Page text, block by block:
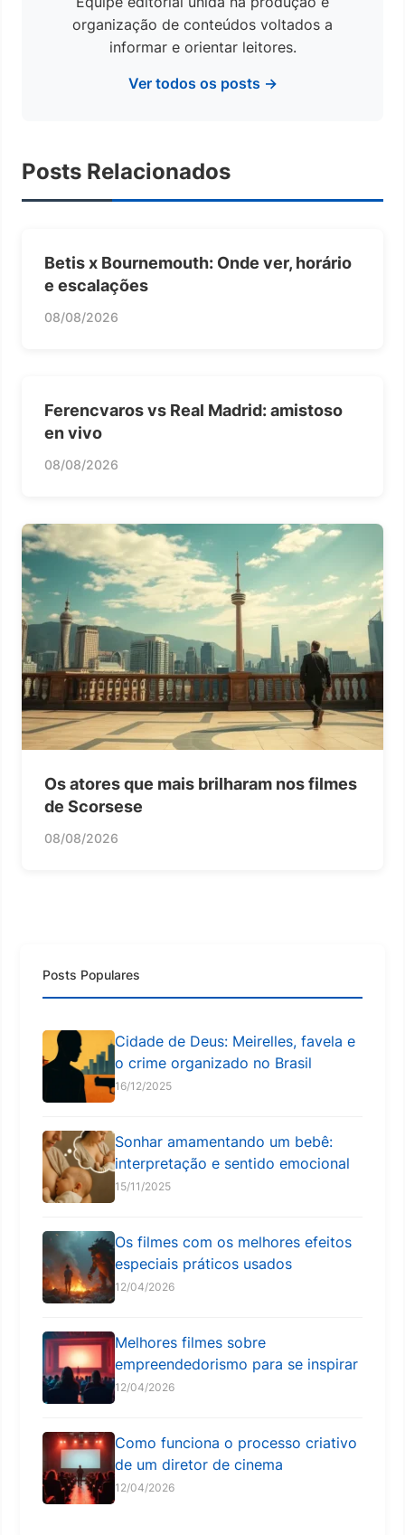
organização de conteúdos voltados a
informar e orientar leitores.
Ver todos os posts →
Posts Relacionados
Betis x Bournemouth: Onde ver, horário
e escalações
08/08/2026
Ferencvaros vs Real Madrid: amistoso
en vivo
08/08/2026
Os atores que mais brilharam nos filmes
de Scorsese
08/08/2026
Posts Populares
Cidade de Deus: Meirelles, favela e
o crime organizado no Brasil
16/12/2025
Sonhar amamentando um bebê:
interpretação e sentido emocional
15/11/2025
Os filmes com os melhores efeitos
especiais práticos usados
12/04/2026
Melhores filmes sobre
empreendedorismo para se inspirar
12/04/2026
Como funciona o processo criativo
de um diretor de cinema
12/04/2026